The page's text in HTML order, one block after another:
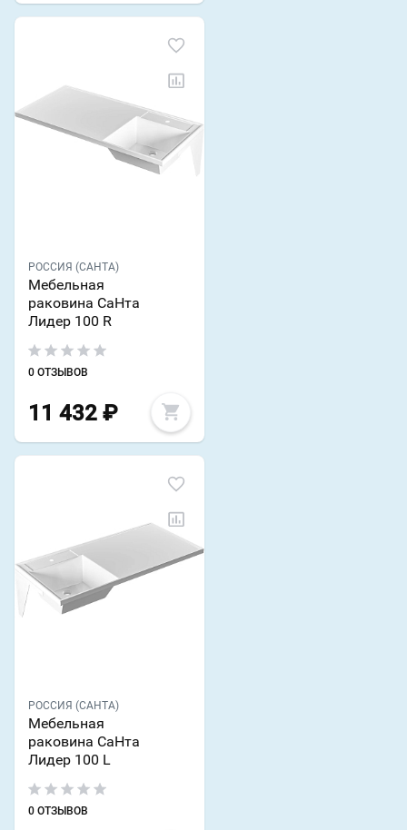
РОССИЯ (САНТА)
Мебельная
раковина СаНта
Лидер 100 R
0 ОТЗЫВОВ
11 432 ₽
РОССИЯ (САНТА)
Мебельная
раковина СаНта
Лидер 100 L
0 ОТЗЫВОВ